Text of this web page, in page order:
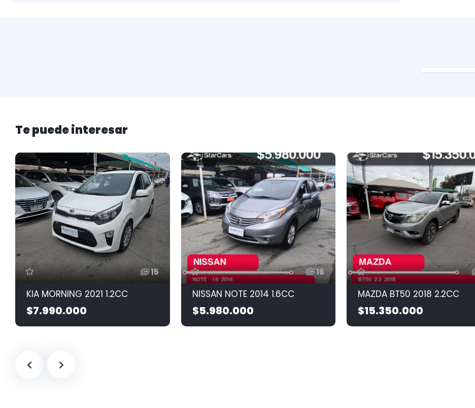
Te puede interesar
15
KIA MORNING 2021 1.2CC
$7.990.000
16
NISSAN NOTE 2014 1.6CC
$5.980.000
MAZDA BT50 2018 2.2CC
$15.350.000